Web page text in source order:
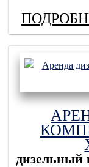
дизельный